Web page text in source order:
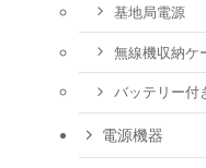
基地局電源
無線機収納ケ
バッテリー付
電源機器